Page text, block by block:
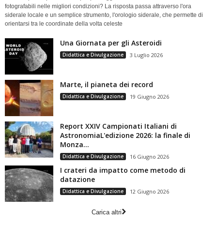
fotografabili nelle migliori condizioni? La risposta passa attraverso l'ora
siderale locale e un semplice strumento, l'orologio siderale, che permette di
orientarsi tra le coordinate della volta celeste
Una Giornata per gli Asteroidi
Didattica e Divulgazione 3 Luglio 2026
Marte, il pianeta dei record
Didattica e Divulgazione 19 Giugno 2026
Report XXIV Campionati Italiani di
AstronomiaL'edizione 2026: la finale di
Monza...
Didattica e Divulgazione 16 Giugno 2026
I crateri da impatto come metodo di
datazione
Didattica e Divulgazione 12 Giugno 2026
Carica altri